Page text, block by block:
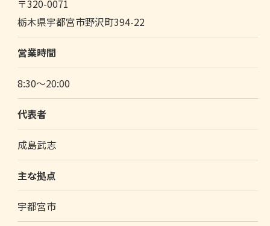
〒320-0071
栃木県宇都宮市野沢町394-22
営業時間
8:30～20:00
代表者
成島武志
主な拠点
宇都宮市